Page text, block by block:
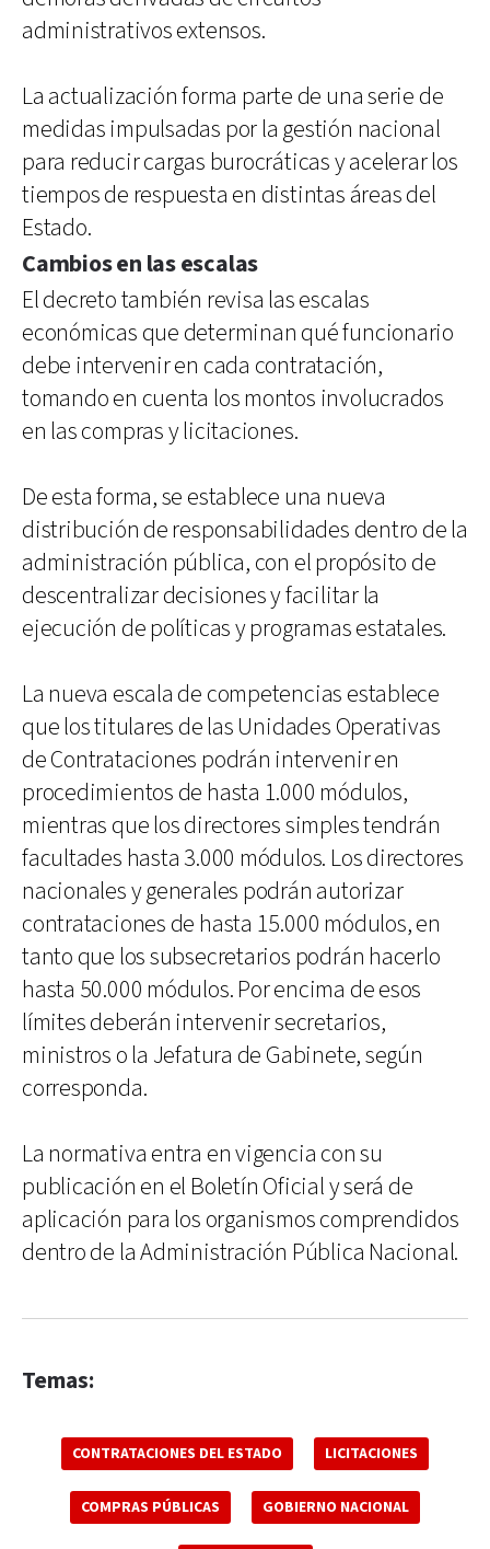
administrativos extensos.
La actualización forma parte de una serie de
medidas impulsadas por la gestión nacional
para reducir cargas burocráticas y acelerar los
tiempos de respuesta en distintas áreas del
Estado.
Cambios en las escalas
El decreto también revisa las escalas
económicas que determinan qué funcionario
debe intervenir en cada contratación,
tomando en cuenta los montos involucrados
en las compras y licitaciones.
De esta forma, se establece una nueva
distribución de responsabilidades dentro de la
administración pública, con el propósito de
descentralizar decisiones y facilitar la
ejecución de políticas y programas estatales.
La nueva escala de competencias establece
que los titulares de las Unidades Operativas
de Contrataciones podrán intervenir en
procedimientos de hasta 1.000 módulos,
mientras que los directores simples tendrán
facultades hasta 3.000 módulos. Los directores
nacionales y generales podrán autorizar
contrataciones de hasta 15.000 módulos, en
tanto que los subsecretarios podrán hacerlo
hasta 50.000 módulos. Por encima de esos
límites deberán intervenir secretarios,
ministros o la Jefatura de Gabinete, según
corresponda.
La normativa entra en vigencia con su
publicación en el Boletín Oficial y será de
aplicación para los organismos comprendidos
dentro de la Administración Pública Nacional.
Temas:
CONTRATACIONES DEL ESTADO LICITACIONES
COMPRAS PÚBLICAS GOBIERNO NACIONAL